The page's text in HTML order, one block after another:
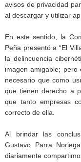
avisos de privacidad
al descargar y utilizar
En este sentido, la
Peña presentó a “El
la delincuencia
imagen amigable;
necesario que como
que tienen derecho a
que tanto empresas
correcto de ella.
Al brindar las
Gustavo Parra
diariamente